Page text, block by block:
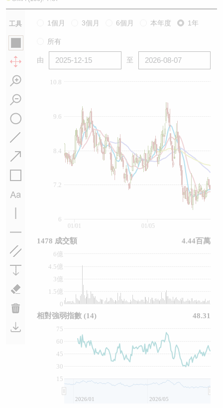
工具 1個月 3個月 6個月 本年度 1年
所有
由 至
6
7.2
8.4
9.6
10.8
0
1.5億
3億
4.5億
6億
15
30
45
60
75
01/01 01/05
2026/01 2026/05
1478 成交額 4.44百萬
相對強弱指數 (14) 48.31